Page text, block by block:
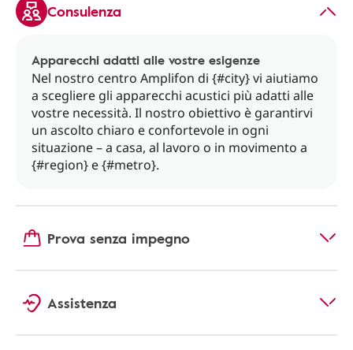
Consulenza
Apparecchi adatti alle vostre esigenze
Nel nostro centro Amplifon di {#city} vi aiutiamo
a scegliere gli apparecchi acustici più adatti alle
vostre necessità. Il nostro obiettivo è garantirvi
un ascolto chiaro e confortevole in ogni
situazione – a casa, al lavoro o in movimento a
{#region} e {#metro}.
Prova senza impegno
Assistenza